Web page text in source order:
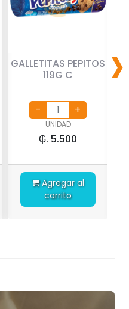
GALLETITAS PEPITOS
119G C
UNIDAD
₲. 5.500
Agregar al
carrito
›